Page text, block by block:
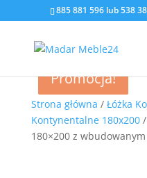
885 881 596 lub538
Strona główna / Łóżka
Kontynentalne 180x200/
180×200 z
Promocja!
Promocja!
Promocja!
Promocja!